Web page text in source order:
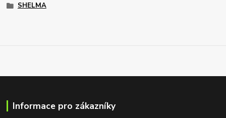
SHELMA
Informace pro zákazníky